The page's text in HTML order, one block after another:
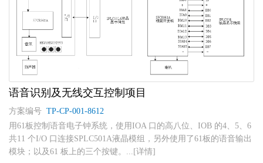
语音识别及无线交互控制项目
方案编号 TP-CP-001-8612
用61板控制语音电子钟系统，使用IOA 口的高八位、IOB 的4、5、6
共11 个I/O 口连接SPLC501A液晶模组，另外使用了61板的语音输出
模块；以及61 板上的三个按键。...[详情]